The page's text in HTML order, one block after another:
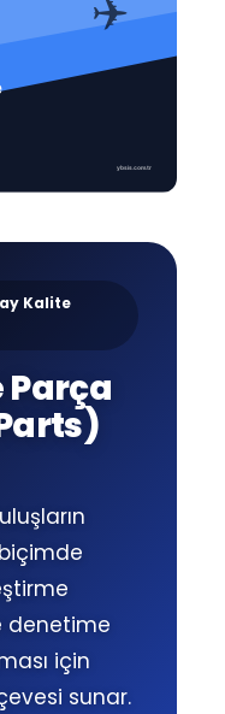
Kalite
Parça
denetime
için
sunar.